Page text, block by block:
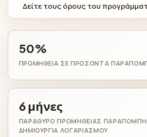
Δείτε τους όρους του
50%
ΠΡΟΜΉΘΕΙΑ ΣΕ ΠΡΟΣΌΝΤΑ
6 μήνες
ΠΑΡΆΘΥΡΟ ΠΡΟΜΉΘΕΙΑΣ
ΔΗΜΙΟΥΡΓΊΑ ΛΟΓΑΡΙΑΣΜΟΎ